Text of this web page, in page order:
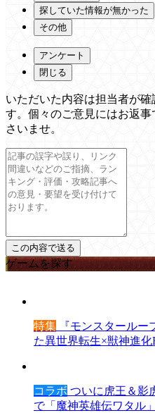
探していた情報が無かった
その他
アンケート
閉じる
いただいた内容は担当者が
す。個々のご意見にはお返
さいませ。
ゲームを探す
特集 『モンスタールー
た異世界転生×獣神進化
コラボ ついに虎王＆影
で「魔神英雄伝ワタル